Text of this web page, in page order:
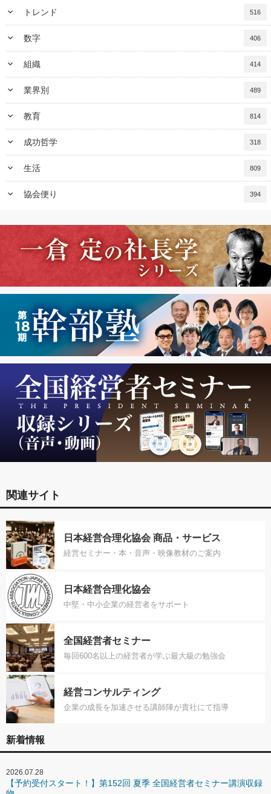
keyboard_arrow_down トレンド 516
keyboard_arrow_down 数字 406
keyboard_arrow_down 組織 414
keyboard_arrow_down 業界別 489
keyboard_arrow_down 教育 814
keyboard_arrow_down 成功哲学 318
keyboard_arrow_down 生活 809
keyboard_arrow_down 協会便り 394
関連サイト
日本経営合理化協会 商品・サービス
経営セミナー・本・音声・映像教材のご案内
日本経営合理化協会
中堅・中小企業の経営者をサポート
全国経営者セミナー
毎回600名以上の経営者が学ぶ最大級の勉強会
経営コンサルティング
企業の成長を加速させる講師陣が貴社にて指導
新着情報
2026.07.28
【予約受付スタート！】第152回 夏季 全国経営者セミナー講演収録